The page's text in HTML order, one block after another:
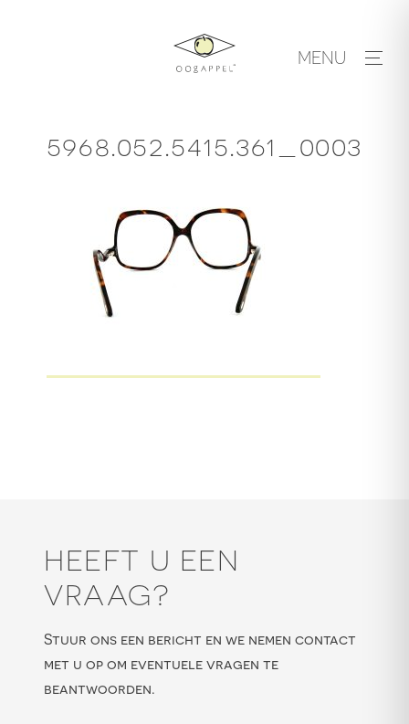
MENU
5968.052.5415.361_0003
HEEFT U EEN
VRAAG?
Stuur ons een bericht en we nemen contact
met u op om eventuele vragen te
beantwoorden.